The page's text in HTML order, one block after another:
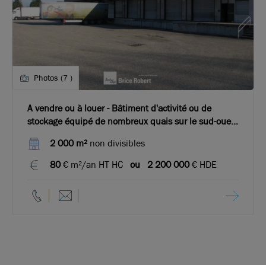
Photos (7 )
A vendre ou à louer - Bâtiment d'activité ou de
stockage équipé de nombreux quais sur le sud-ouest
2 000 m² non divisibles
80€ m²/an HT HC ou 2 200 000€ HDE